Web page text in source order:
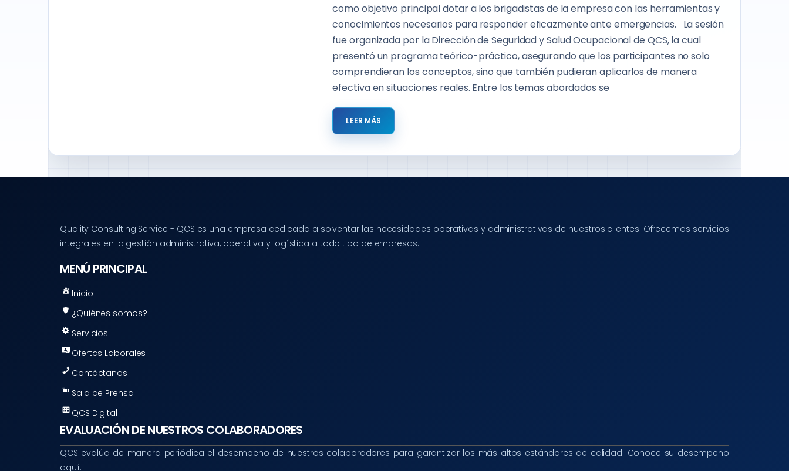
como objetivo principal dotar a los brigadistas de la empresa con las herramientas y
conocimientos necesarios para responder eficazmente ante emergencias. La sesión
fue organizada por la Dirección de Seguridad y Salud Ocupacional de QCS, la cual
presentó un programa teórico-práctico, asegurando que los participantes no solo
comprendieran los conceptos, sino que también pudieran aplicarlos de manera
efectiva en situaciones reales. Entre los temas abordados se
LEER MÁS
Quality Consulting Service - QCS es una empresa dedicada a solventar las necesidades operativas y administrativas de nuestros clientes. Ofrecemos servicios
integrales en la gestión administrativa, operativa y logística a todo tipo de empresas.
MENÚ PRINCIPAL
Inicio
¿Quiénes somos?
Servicios
Ofertas Laborales
Contáctanos
Sala de Prensa
QCS Digital
EVALUACIÓN DE NUESTROS COLABORADORES
QCS evalúa de manera periódica el desempeño de nuestros colaboradores para garantizar los más altos estándares de calidad. Conoce su desempeño
aquí.